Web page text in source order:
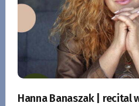
Hanna Banaszak | recital